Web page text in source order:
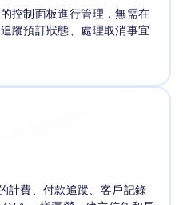
控制面板進行管理，無需在
蹤預訂狀態、處理取消事宜
計費、付款追蹤、客戶記錄